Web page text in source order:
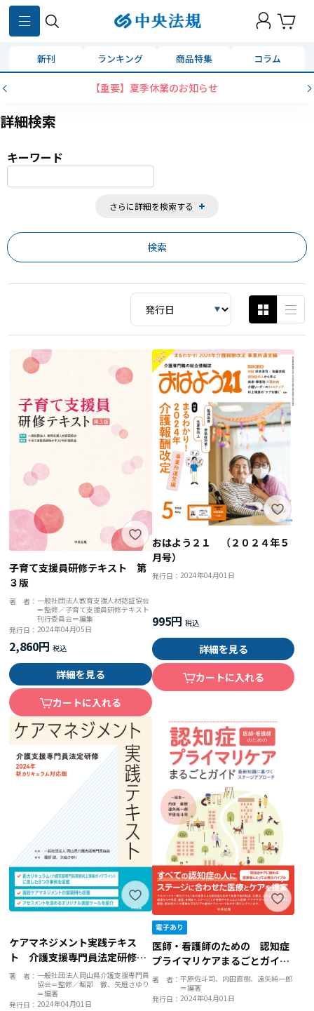
新刊 ランキング 商品特集 コラム
コンビニ決済に「セブンイレブン」を追加いたしま
詳細検索
キーワード
さらに詳細を検索する
859
子育て支援員研修テキスト 第
３版
著 者： 一般社団法人教育支援人材認証協会
＝監修／子育て支援員研修テキスト
刊行委員会＝編集
発行日：2024年04月05日
2,860円
詳細を見る
カートに入れる
おはよう２１ （２０２４年５
月号）
発行日： 2024年04月01日
995円
詳細を見る
カートに入れる
ケアマネジメント実践テキス
ト 介護支援専門員法定研修２
０２４年新カリキュラム対応版
著 者： 一般社団法人岡山県介護支援専門員
協会＝監修／堀部 徹、矢庭さゆり
＝編著
発行日：2024年04月01日
医師・看護師のための 認知症
プライマリケアまるごとガイ
ド 最新知識に基づくステージ
アプローチ
著 者： 平原佐斗司、内田直樹、遠矢純一郎
＝編著
発行日： 2024年04月01日